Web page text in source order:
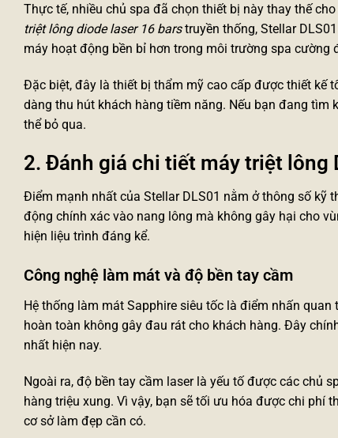
Thực tế, nhiều chủ spa đã chọn thiết bị này thay thế
triệt lông diode laser 16 barstruyền thống, Stellar
máy hoạt động bền bỉ hơn trong môi trường spa cường
Đặc biệt, đây là thiết bị thẩm mỹ cao cấp được thiết kế
dàng thu hút khách hàng tiềm năng. Nếu bạn đang tìm
thể bỏ qua.
2. Đánh giá chi tiết máy triệt lông
Điểm mạnh nhất của Stellar DLS01 nằm ở thông số kỹ
động chính xác vào nang lông mà không gây hại cho
hiện liệu trình đáng kể.
Công nghệ làm mát và độ bền tay cầm
Hệ thống làm mát Sapphire siêu tốc là điểm nhấn
hoàn toàn không gây đau rát cho khách hàng. Đây
nhất hiện nay.
Ngoài ra, độ bền tay cầm laser là yếu tố được các chủ
hàng triệu xung. Vì vậy, bạn sẽ tối ưu hóa được chi phí
cơ sở làm đẹp cần có.